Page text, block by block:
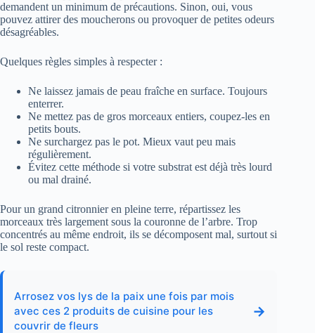
demandent un minimum de précautions. Sinon, oui, vous
pouvez attirer des moucherons ou provoquer de petites odeurs
désagréables.
Quelques règles simples à respecter :
Ne laissez jamais de peau fraîche en surface. Toujours
enterrer.
Ne mettez pas de gros morceaux entiers, coupez-les en
petits bouts.
Ne surchargez pas le pot. Mieux vaut peu mais
régulièrement.
Évitez cette méthode si votre substrat est déjà très lourd
ou mal drainé.
Pour un grand citronnier en pleine terre, répartissez les
morceaux très largement sous la couronne de l’arbre. Trop
concentrés au même endroit, ils se décomposent mal, surtout si
le sol reste compact.
Arrosez vos lys de la paix une fois par mois
avec ces 2 produits de cuisine pour les
couvrir de fleurs
→